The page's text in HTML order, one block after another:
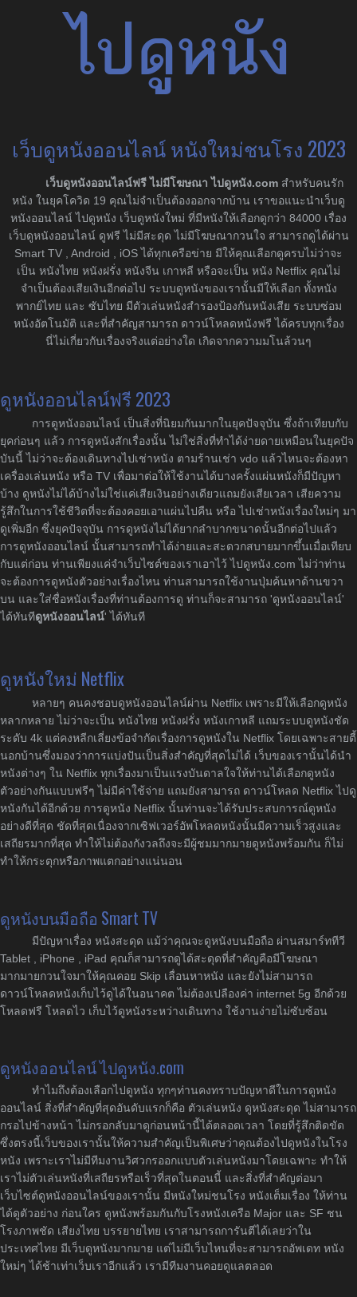
เว็บดูหนังออนไลน์ หนังใหม่ชนโรง 2023
เว็บดูหนังออนไลน์ฟรี ไม่มีโฆษณา ไปดูหนัง.com สำหรับคนรัก
หนัง ในยุคโควิด 19 คุณไม่จำเป็นต้องออกจากบ้าน เราขอแนะนำเว็บดู
หนังออนไลน์ ไปดูหนัง เว็บดูหนังใหม่ ที่มีหนังให้เลือกดูกว่า 84000 เรื่อง
เว็บดูหนังออนไลน์ ดูฟรี ไม่มีสะดุด ไม่มีโฆษณากวนใจ สามารถดูได้ผ่าน
Smart TV , Android , iOS ได้ทุกเครือข่าย มีให้คุณเลือกดูครบไม่ว่าจะ
เป็น หนังไทย หนังฝรั่ง หนังจีน เกาหลี หรือจะเป็น หนัง Netflix คุณไม่
จำเป็นต้องเสียเงินอีกต่อไป ระบบดูหนังของเรานั้นมีให้เลือก ทั้งหนัง
พากย์ไทย และ ซับไทย มีตัวเล่นหนังสำรองป้องกันหนังเสีย ระบบซ่อม
หนังอัตโนมัติ และที่สำคัญสามารถ ดาวน์โหลดหนังฟรี ได้ครบทุกเรื่อง
นี่ไม่เกี่ยวกับเรื่องจริงแต่อย่างใด เกิดจากความมโนล้วนๆ
ดูหนังออนไลน์ฟรี 2023
การดูหนังออนไลน์ เป็นสิ่งที่นิยมกันมากในยุคปัจจุบัน ซึ่งถ้าเทียบกับ
ยุคก่อนๆ แล้ว การดูหนังสักเรื่องนั้น ไม่ใช่สิ่งที่ทำได้ง่ายดายเหมือนในยุคปัจ
บันนี้ ไม่ว่าจะต้องเดินทางไปเช่าหนัง ตามร้านเช่า vdo แล้วไหนจะต้องหา
เครื่องเล่นหนัง หรือ TV เพื่อมาต่อให้ใช้งานได้บางครั้งแผ่นหนังก็มีปัญหา
บ้าง ดูหนังไม่ได้บ้างไม่ใช่แค่เสียเงินอย่างเดียวแถมยังเสียเวลา เสียความ
รู้สึกในการใช้ชีวิตที่จะต้องคอยเอาแผ่นไปคืน หรือ ไปเช่าหนังเรื่องใหม่ๆ มา
ดูเพิ่มอีก ซึ่งยุคปัจจุบัน การดูหนังไม่ได้ยากลำบากขนาดนั้นอีกต่อไปแล้ว
การดูหนังออนไลน์ นั้นสามารถทำได้ง่ายและสะดวกสบายมากขึ้นเมื่อเทียบ
กับแต่ก่อน ท่านเพียงแค่จำเว็บไซต์ของเราเอาไว้ ไปดูหนัง.com ไม่ว่าท่าน
จะต้องการดูหนังตัวอย่างเรื่องไหน ท่านสามารถใช้งานปุ่มค้นหาด้านขวา
บน และใส่ชื่อหนังเรื่องที่ท่านต้องการดู ท่านก็จะสามารถ 'ดูหนังออนไลน์'
ได้ทันทีดูหนังออนไลน์' ได้ทันที
ดูหนังใหม่ Netflix
หลายๆ คนคงชอบดูหนังออนไลน์ผ่าน Netflix เพราะมีให้เลือกดูหนัง
หลากหลาย ไม่ว่าจะเป็น หนังไทย หนังฝรั่ง หนังเกาหลี แถมระบบดูหนังชัด
ระดับ 4k แต่คงหลีกเลี่ยงข้อจำกัดเรื่องการดูหนังใน Netflix โดยเฉพาะสายตี้
นอกบ้านซึ่งมองว่าการแบ่งปันเป็นสิ่งสำคัญที่สุดไม่ได้ เว็บของเรานั้นได้นำ
หนังต่างๆ ใน Netflix ทุกเรื่องมาเป็นแรงบันดาลใจให้ท่านได้เลือกดูหนัง
ตัวอย่างกันแบบฟรีๆ ไม่มีค่าใช้จ่าย แถมยังสามารถ ดาวน์โหลด Netflix ไปดู
หนังกันได้อีกด้วย การดูหนัง Netflix นั้นท่านจะได้รับประสบการณ์ดูหนัง
อย่างดีที่สุด ชัดที่สุดเนื่องจากเซิฟเวอร์อัพโหลดหนังนั้นมีความเร็วสูงและ
เสถียรมากที่สุด ทำให้ไม่ต้องกังวลถึงจะมีผู้ชมมากมายดูหนังพร้อมกัน ก็ไม่
ทำให้กระตุกหรือภาพแตกอย่างแน่นอน
ดูหนังบนมือถือ Smart TV
มีปัญหาเรื่อง หนังสะดุด แม้ว่าคุณจะดูหนังบนมือถือ ผ่านสมาร์ททีวี
Tablet , iPhone , iPad คุณก็สามารถดูได้สะดุดที่สำคัญคือมีโฆษณา
มากมายกวนใจมาให้คุณคอย Skip เลื่อนหาหนัง และยังไม่สามารถ
ดาวน์โหลดหนังเก็บไว้ดูได้ในอนาคต ไม่ต้องเปลืองค่า internet 5g อีกด้วย
โหลดฟรี โหลดไว เก็บไว้ดูหนังระหว่างเดินทาง ใช้งานง่ายไม่ซับซ้อน
ดูหนังออนไลน์ ไปดูหนัง.com
ทำไมถึงต้องเลือกไปดูหนัง ทุกๆท่านคงทราบปัญหาดีในการดูหนัง
ออนไลน์ สิ่งที่สำคัญที่สุดอันดับแรกก็คือ ตัวเล่นหนัง ดูหนังสะดุด ไม่สามารถ
กรอไปข้างหน้า ไม่กรอกลับมาดูก่อนหน้านี้ได้ตลอดเวลา โดยที่รู้สึกติดขัด
ซึ่งตรงนี้เว็บของเรานั้นให้ความสำคัญเป็นพิเศษว่าคุณต้องไปดูหนังในโรง
หนัง เพราะเราไม่มีทีมงานวิศวกรออกแบบตัวเล่นหนังมาโดยเฉพาะ ทำให้
เราไม่ตัวเล่นหนังที่เสถียรหรือเร็วที่สุดในตอนนี้ และสิ่งที่สำคัญต่อมา
เว็บไซต์ดูหนังออนไลน์ของเรานั้น มีหนังใหม่ชนโรง หนังเต็มเรื่อง ให้ท่าน
ได้ดูตัวอย่าง ก่อนใคร ดูหนังพร้อมกันกับโรงหนังเครือ Major และ SF ชน
โรงภาพชัด เสียงไทย บรรยายไทย เราสามารถการันตีได้เลยว่าใน
ประเทศไทย มีเว็บดูหนังมากมาย แต่ไม่มีเว็บไหนที่จะสามารถอัพเดท หนัง
ใหม่ๆ ได้ช้าเท่าเว็บเราอีกแล้ว เรามีทีมงานคอยดูแลตลอด